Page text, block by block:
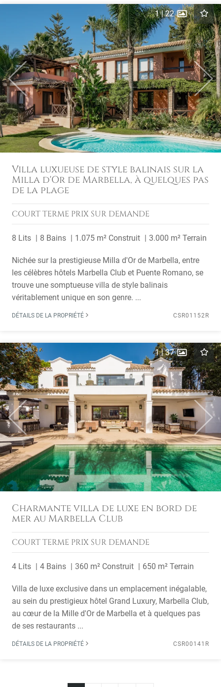
Previous Next
1|22
Villa luxueuse de style balinais sur la
Milla d'Or de Marbella, à quelques pas
de la plage
COURT TERME PRIX SUR DEMANDE
8 Lits 8 Bains 1.075 m² Construit 3.000 m² Terrain
Nichée sur la prestigieuse Milla d'Or de Marbella, entre
les célèbres hôtels Marbella Club et Puente Romano, se
trouve une somptueuse villa de style balinais
véritablement unique en son genre. ...
DÉTAILS DE LA PROPRIÉTÉ CSR01152R
Previous Next
1|37
Charmante villa de luxe en bord de
mer au Marbella Club
COURT TERME PRIX SUR DEMANDE
4 Lits 4 Bains 360 m² Construit 650 m² Terrain
Villa de luxe exclusive dans un emplacement inégalable,
au sein du prestigieux hôtel Grand Luxury, Marbella Club,
au cœur de la Mille d'Or de Marbella et à quelques pas
de ses restaurants ...
DÉTAILS DE LA PROPRIÉTÉ CSR00141R